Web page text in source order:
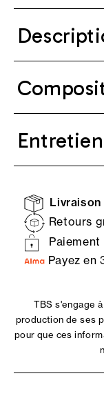
Entretien
Retours
Paiement
Payez en
TBS s'engage
production de ses
pour que ces